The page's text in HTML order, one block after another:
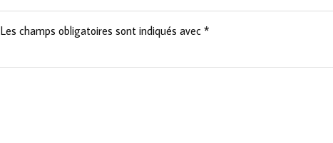
Les champs obligatoires sont indiqués avec *